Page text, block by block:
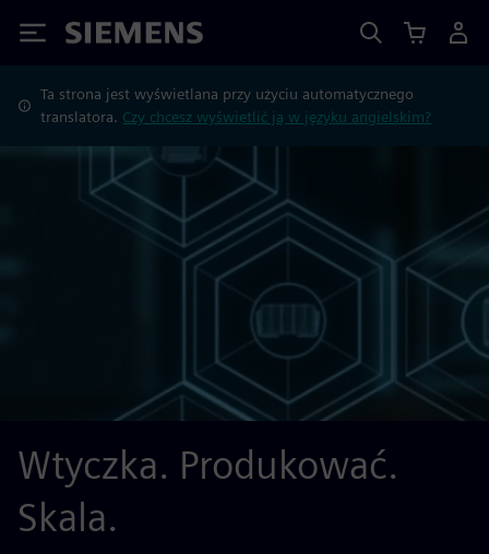
Siemens
Ta strona jest wyświetlana przy użyciu automatycznego
translatora. Czy chcesz wyświetlić ją w języku angielskim?
Wtyczka. Produkować.
Skala.